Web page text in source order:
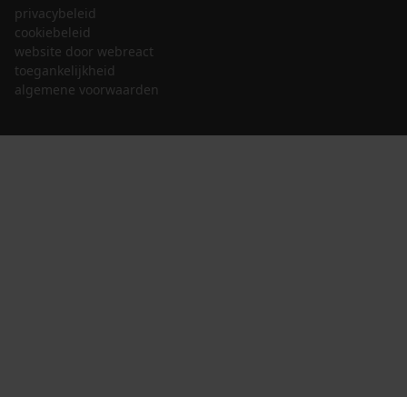
privacybeleid
cookiebeleid
website door webreact
toegankelijkheid
algemene voorwaarden